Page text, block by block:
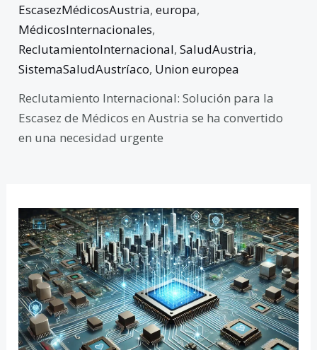
EscasezMédicosAustria,europa,
MédicosInternacionales,
ReclutamientoInternacional,SaludAustria,
SistemaSaludAustríaco, Union europea
Reclutamiento Internacional: Solución para la
Escasez de Médicos en Austria se ha convertido
en una necesidad urgente